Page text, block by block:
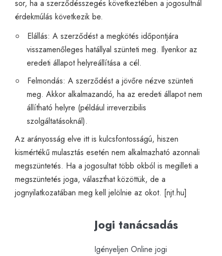
sor, ha a szerződésszegés következtében a jogosultnál
érdekmúlás következik be.
Elállás: A szerződést a megkötés időpontjára
visszamenőleges hatállyal szünteti meg. Ilyenkor az
eredeti állapot helyreállítása a cél.
Felmondás: A szerződést a jövőre nézve szünteti
meg. Akkor alkalmazandó, ha az eredeti állapot nem
állítható helyre (például irreverzibilis
szolgáltatásoknál).
Az arányosság elve itt is kulcsfontosságú, hiszen
kismértékű mulasztás esetén nem alkalmazható azonnali
megszüntetés. Ha a jogosultat több okból is megilleti a
megszüntetés joga, választhat közöttük, de a
jognyilatkozatában meg kell jelölnie az okot. [njt.hu]
Jogi tanácsadás
Igényeljen Online jogi